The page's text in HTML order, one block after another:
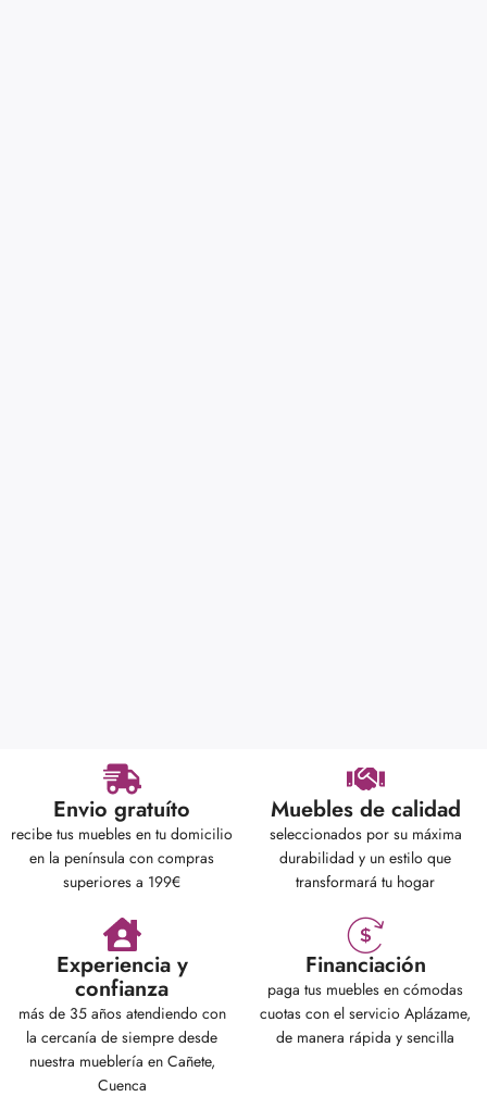
Envio gratuíto
recibe tus muebles en tu domicilio
en la península con compras
superiores a 199€
Muebles de calidad
seleccionados por su máxima
durabilidad y un estilo que
transformará tu hogar
Experiencia y
confianza
más de 35 años atendiendo con
la cercanía de siempre desde
nuestra mueblería en Cañete,
Cuenca
Financiación
paga tus muebles en cómodas
cuotas con el servicio Aplázame,
de manera rápida y sencilla